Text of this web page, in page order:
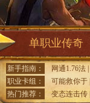
单职业传奇
新手指南： 网通1.76法
职业卡组：
可能救你于
热门推荐：
变态连击传